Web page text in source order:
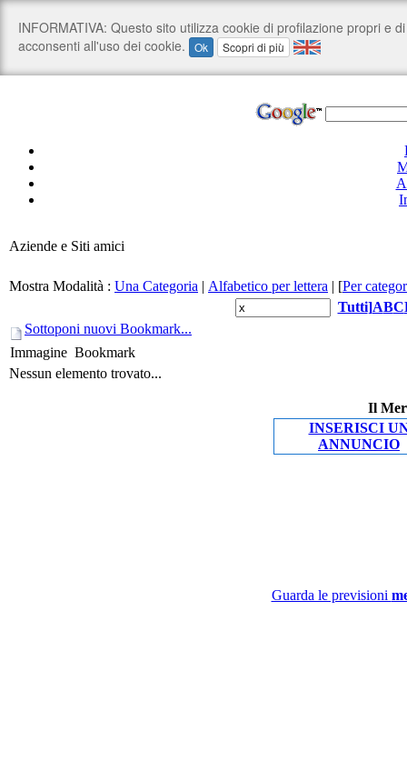
Aziende e Siti amici
Mostra Modalità : Una Categoria | Alfabetico per lettera | [Per
Tutti]ABC
Sottoponi nuovi Bookmark...
Immagine Bookmark
Nessun elemento trovato...
Il
INSERISCI
ANNUNCIO
Guarda le previsioni